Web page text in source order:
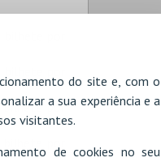
do site e, com o
a sua experiência e a
visitantes.
de cookies no seu
por
por
bilhete por
por